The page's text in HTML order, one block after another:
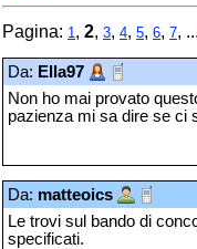
Pagina: 1, 2, 3, 4, 5, 6, 7,
Da: Ella97
Non ho mai provato
pazienza mi sa dire se ci
Da: matteoics
Le trovi sul bando di
specificati.